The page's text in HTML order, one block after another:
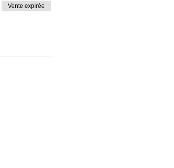
Vente expirée